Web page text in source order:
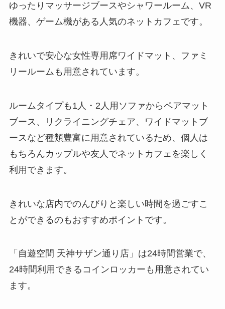
ゆったりマッサージブースやシャワールーム、VR
機器、ゲーム機がある人気のネットカフェです。
きれいで安心な女性専用席ワイドマット、ファミ
リールームも用意されています。
ルームタイプも1人・2人用ソファからペアマット
ブース、リクライニングチェア、ワイドマットブ
ースなど種類豊富に用意されているため、個人は
もちろんカップルや友人でネットカフェを楽しく
利用できます。
きれいな店内でのんびりと楽しい時間を過ごすこ
とができるのもおすすめポイントです。
「自遊空間 天神サザン通り店」は24時間営業で、
24時間利用できるコインロッカーも用意されてい
ます。